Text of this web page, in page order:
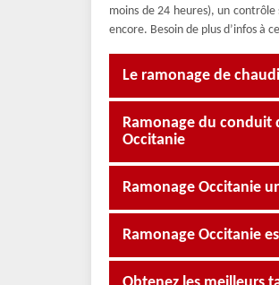
moins de 24 heures), un
encore. Besoin de plus d’infos à
Le ramonage de
Ramonage du conduit
Occitanie
Ramonage Occitanie
Ramonage Occitanie